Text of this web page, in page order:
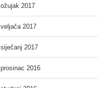
ožujak 2017
veljača 2017
siječanj 2017
prosinac 2016